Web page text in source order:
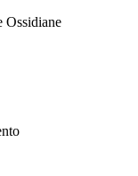
Ossidiane